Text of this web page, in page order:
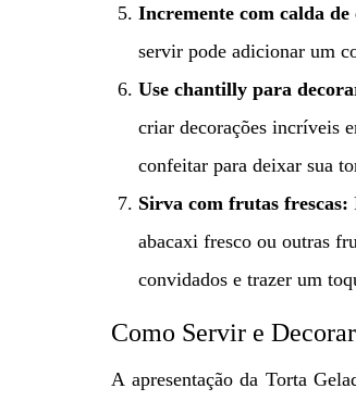
Incremente com calda de
servir pode adicionar um
Use chantilly para
criar decorações incríveis
confeitar para deixar sua
Sirva com frutas frescas:
abacaxi fresco ou outras
convidados e trazer um
Como Servir e
A apresentação da Torta